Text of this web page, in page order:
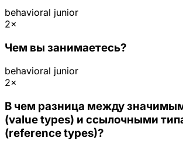
behavioral junior
2×
Чем вы занимаетесь?
behavioral junior
2×
В чем разница между
(value types) и ссылочными
(reference types)?